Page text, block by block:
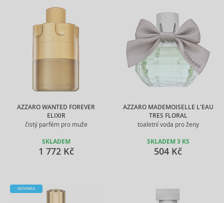
AZZARO WANTED FOREVER
ELIXIR
čistý parfém pro muže
SKLADEM
1 772 Kč
AZZARO MADEMOISELLE L'EAU
TRES FLORAL
toaletní voda pro ženy
SKLADEM 3 KS
504 Kč
NOVINKA